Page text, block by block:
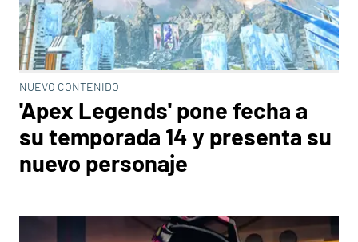
NUEVO CONTENIDO
'Apex Legends' pone fecha a
su temporada 14 y presenta su
nuevo personaje